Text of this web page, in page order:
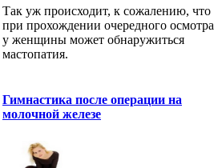
Так уж происходит, к сожалению, что
при прохождении очередного осмотра
у женщины может обнаружиться
мастопатия.
Гимнастика после операции на
молочной железе